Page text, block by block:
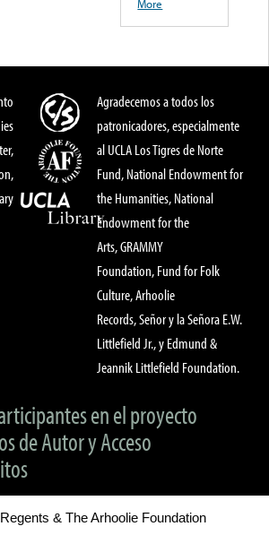
More
Agradecemos a todos los
patronicadores, especialmente
al UCLA Los Tigres de Norte
Fund, National Endowment for
the Humanities, National
Endowment for the
Arts, GRAMMY
Foundation, Fund for Folk
Culture, Arhoolie
Records, Señor y la Señora E.W.
Littlefield Jr., y Edmund &
Jeannik Littlefield Foundation.
en el proyecto
de Autor y Acceso
& The Arhoolie Foundation